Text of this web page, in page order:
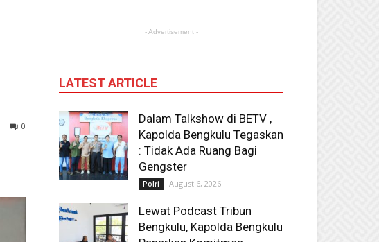
0
- Advertisement -
LATEST ARTICLE
Dalam Talkshow di BETV ,
Kapolda Bengkulu Tegaskan
: Tidak Ada Ruang Bagi
Gengster
Polri August 6, 2026
Lewat Podcast Tribun
Bengkulu, Kapolda Bengkulu